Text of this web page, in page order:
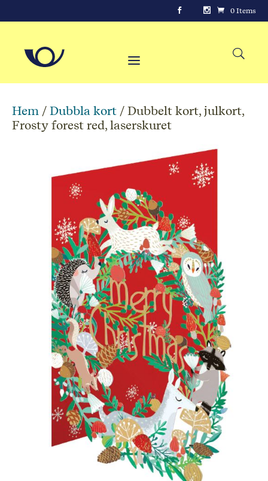
0 Items
Hem / Dubbla kort / Dubbelt kort, julkort,
Frosty forest red, laserskuret